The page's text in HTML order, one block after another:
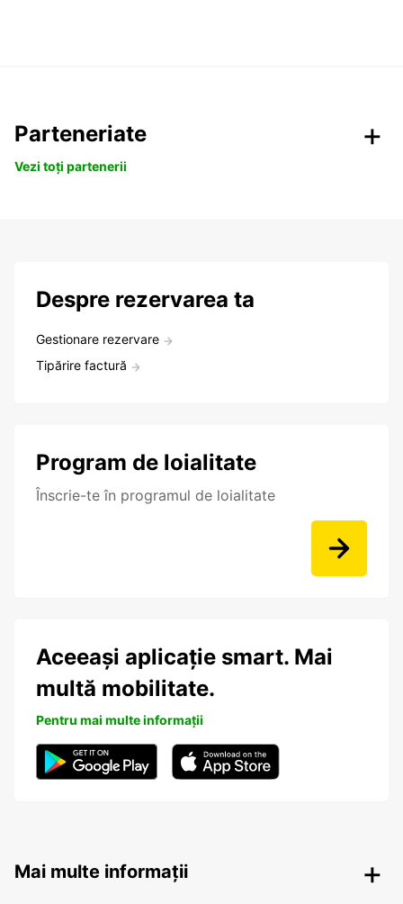
Parteneriate
Vezi toți partenerii
Despre rezervarea ta
Gestionare rezervare
Tipărire factură
Program de loialitate
Înscrie-te în programul de loialitate
Aceeași aplicație smart. Mai
multă mobilitate.
Pentru mai multe informații
Mai multe informații